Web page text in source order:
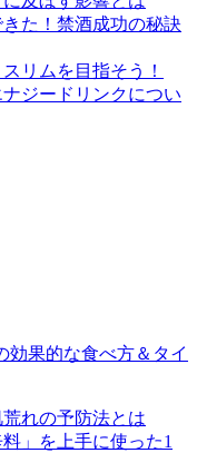
た！禁酒成功の秘訣
リムを目指そう！
ジードリンクについ
効果的な食べ方＆タイ
れの予防法とは
」を上手に使った1